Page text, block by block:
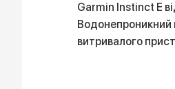
Garmin Instinct E
Водонепроникний
витривалого